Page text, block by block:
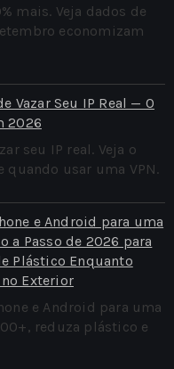
mais. Veja dados de
economizam
Vazar Seu IP Real — O
2026
seu IP real. Veja o
usar uma VPN.
e Android para uma
a Passo de 2026 para
Plástico Enquanto
Exterior
e Android para uma
reduza plástico e